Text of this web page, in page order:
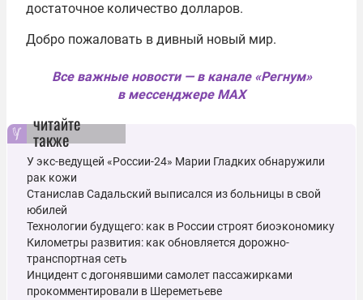
достаточное количество долларов.
Добро пожаловать в дивный новый мир.
Все важные новости — в канале «Регнум»
в мессенджере MAX
читайте
также
У экс-ведущей «России-24» Марии Гладких обнаружили
рак кожи
Станислав Садальский выписался из больницы в свой
юбилей
Технологии будущего: как в России строят биоэкономику
Километры развития: как обновляется дорожно-
транспортная сеть
Инцидент с догонявшими самолет пассажирками
прокомментировали в Шереметьеве